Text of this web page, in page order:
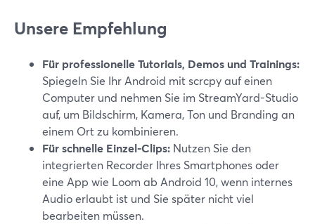
Unsere Empfehlung
Für professionelle Tutorials, Demos und Trainings:
Spiegeln Sie Ihr Android mit scrcpy auf einen
Computer und nehmen Sie im StreamYard-Studio
auf, um Bildschirm, Kamera, Ton und Branding an
einem Ort zu kombinieren.
Für schnelle Einzel-Clips: Nutzen Sie den
integrierten Recorder Ihres Smartphones oder
eine App wie Loom ab Android 10, wenn internes
Audio erlaubt ist und Sie später nicht viel
bearbeiten müssen.